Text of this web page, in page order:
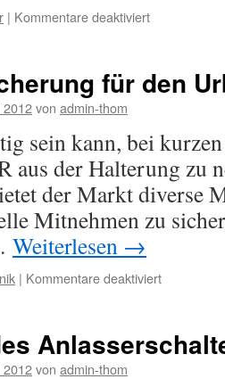
| Kommentare deaktiviertfür
Drehzahl
für den
2012von admin-thom
sein kann, bei
aus der Halterung zu
der Markt diverse
Mitnehmen zu
Weiterlesen →
| Kommentare deaktiviertfür
Urban
2012von admin-thom